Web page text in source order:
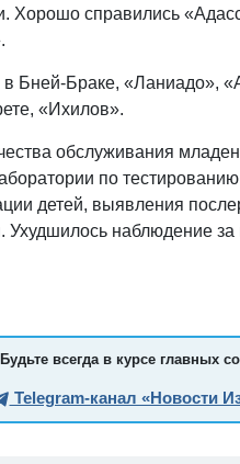
Хорошо справились
в Бней-Браке, «Ланиадо»,
«Ихилов».
обслуживания
по тестированию
детей, выявления
наблюдение
Будьте всегда в курсе главных
Telegram-канал «Новости